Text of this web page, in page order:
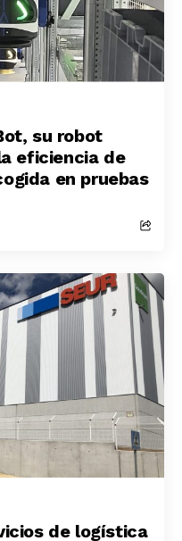
su robot
eficiencia de
en pruebas
de logística